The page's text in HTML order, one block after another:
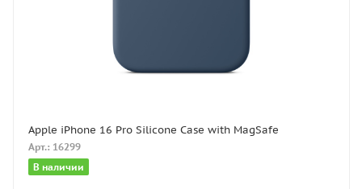
Apple iPhone 16 Pro Silicone Case with MagSafe
Арт.: 16299
В наличии